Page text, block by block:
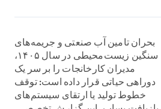
بحران تامین آب صنعتی و جریمه‌های
سنگین زیست‌محیطی در سال ۱۴۰۵،
مدیران کارخانجات را بر سر یک
دوراهی حیاتی قرار داده است: توقف
خطوط تولید یا ارتقای سیستم‌های